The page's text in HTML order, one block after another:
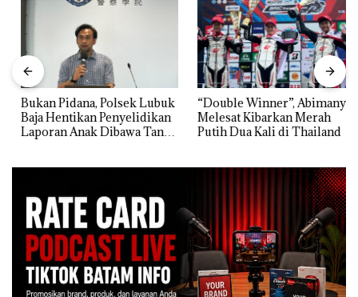
Bukan Pidana, Polsek Lubuk
Baja Hentikan Penyelidikan
Laporan Anak Dibawa Tanpa
“Double Winner”, Abimanyu
Melesat Kibarkan Merah
Putih Dua Kali di Thailand